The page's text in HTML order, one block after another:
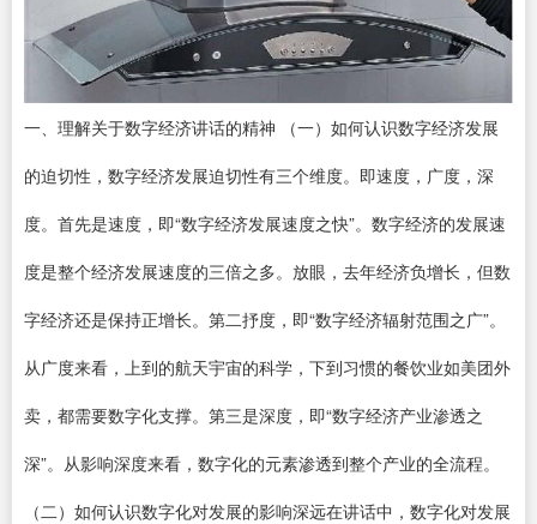
一、理解关于数字经济讲话的精神 （一）如何认识数字经济发展
的迫切性，数字经济发展迫切性有三个维度。即速度，广度，深
度。首先是速度，即“数字经济发展速度之快”。数字经济的发展速
度是整个经济发展速度的三倍之多。放眼，去年经济负增长，但数
字经济还是保持正增长。第二抒度，即“数字经济辐射范围之广”。
从广度来看，上到的航天宇宙的科学，下到习惯的餐饮业如美团外
卖，都需要数字化支撑。第三是深度，即“数字经济产业渗透之
深”。从影响深度来看，数字化的元素渗透到整个产业的全流程。
（二）如何认识数字化对发展的影响深远在讲话中，数字化对发展